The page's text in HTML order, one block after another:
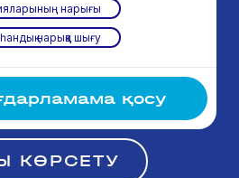
нарығы
нарыққа шығу
қосу
КӨРСЕТУ